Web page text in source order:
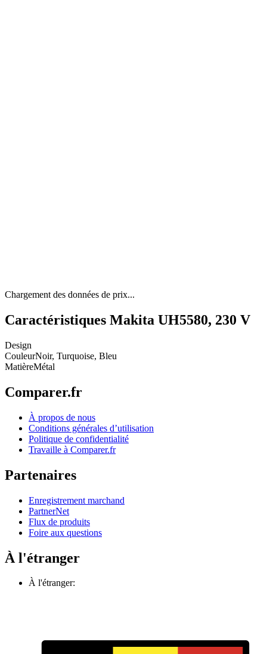
Chargement des données de prix...
Caractéristiques Makita UH5580, 230 V
Design
CouleurNoir, Turquoise, Bleu
MatièreMétal
Comparer.fr
À propos de nous
Conditions générales d’utilisation
Politique de confidentialité
Travaille à Comparer.fr
Partenaires
Enregistrement marchand
PartnerNet
Flux de produits
Foire aux questions
À l'étranger
À l'étranger: